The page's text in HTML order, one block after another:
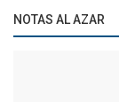
NOTAS AL AZAR